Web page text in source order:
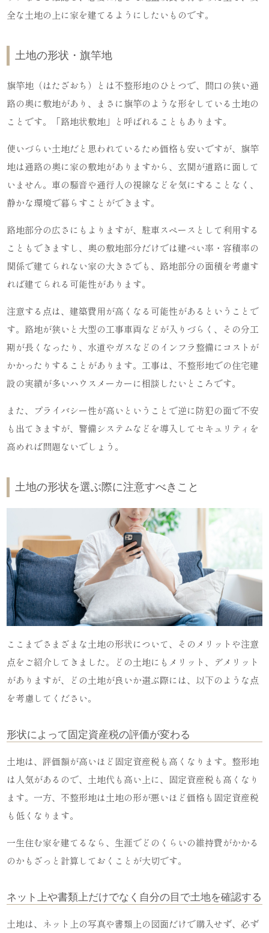
全な土地の上に家を建てるようにしたいものです。
土地の形状・旗竿地
旗竿地（はたざおち）とは不整形地のひとつで、間口の狭い通
路の奥に敷地があり、まさに旗竿のような形をしている土地の
ことです。「路地状敷地」と呼ばれることもあります。
使いづらい土地だと思われているため価格も安いですが、旗竿
地は通路の奥に家の敷地がありますから、玄関が道路に面して
いません。車の騒音や通行人の視線などを気にすることなく、
静かな環境で暮らすことができます。
路地部分の広さにもよりますが、駐車スペースとして利用する
こともできますし、奥の敷地部分だけでは建ぺい率・容積率の
関係で建てられない家の大きさでも、路地部分の面積を考慮す
れば建てられる可能性があります。
注意する点は、建築費用が高くなる可能性があるということで
す。路地が狭いと大型の工事車両などが入りづらく、その分工
期が長くなったり、水道やガスなどのインフラ整備にコストが
かかったりすることがあります。工事は、不整形地での住宅建
設の実績が多いハウスメーカーに相談したいところです。
また、プライバシー性が高いということで逆に防犯の面で不安
も出てきますが、警備システムなどを導入してセキュリティを
高めれば問題ないでしょう。
土地の形状を選ぶ際に注意すべきこと
ここまでさまざまな土地の形状について、そのメリットや注意
点をご紹介してきました。どの土地にもメリット、デメリット
がありますが、どの土地が良いか選ぶ際には、以下のような点
を考慮してください。
形状によって固定資産税の評価が変わる
土地は、評価額が高いほど固定資産税も高くなります。整形地
は人気があるので、土地代も高い上に、固定資産税も高くなり
ます。一方、不整形地は土地の形が悪いほど価格も固定資産税
も低くなります。
一生住む家を建てるなら、生涯でどのくらいの維持費がかかる
のかもざっと計算しておくことが大切です。
ネット上や書類上だけでなく自分の目で土地を確認する
土地は、ネット上の写真や書類上の図面だけで購入せず、必ず